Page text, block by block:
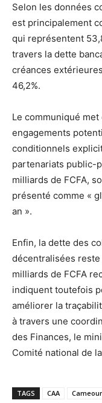
Selon les données
est principalement
qui représentent
travers la dette
créances
46,2%.
Le communiqué
engagements
conditionnels
partenariats public-
milliards de FCFA,
présenté comme «
an ».
Enfin, la dette des
décentralisées
milliards de FCFA
indiquent toutefois
améliorer la
à travers une
des Finances, le
Comité national de
TAGS CAA